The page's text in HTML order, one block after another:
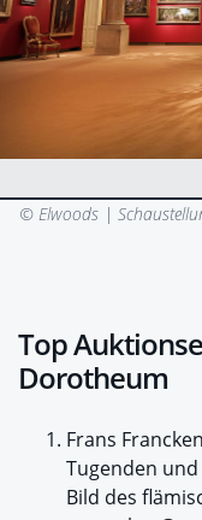
© Elwoods |
Top
Dorotheum
Frans
Tugenden
Bild des